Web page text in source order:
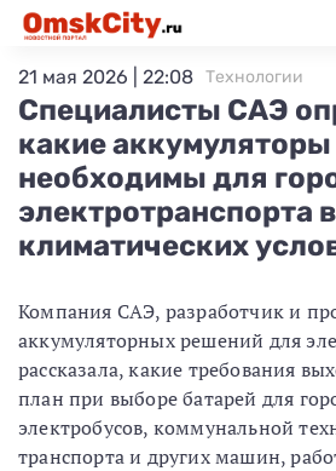
Специалисты САЭ
какие аккумуляторы
необходимы для
электротранспорта
климатических
21 мая 2026 | 22:08 Технологии
Компания САЭ, разработчик и
аккумуляторных решений для
рассказала, какие требования
план при выборе батарей для
электробусов, коммунальной
транспорта и других машин,